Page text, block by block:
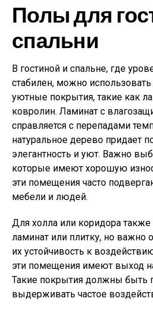
Полы для
спальни
В гостиной и спальне, где
стабилен, можно
уютные покрытия, такие как
ковролин. Ламинат с
справляется с перепадами
натуральное дерево придает
элегантность и уют. Важно
которые имеют хорошую
эти помещения часто
мебели и людей.
Для холла или коридора
ламинат или плитку, но важно
их устойчивость к
эти помещения имеют выход
Такие покрытия должны быть
выдерживать частое